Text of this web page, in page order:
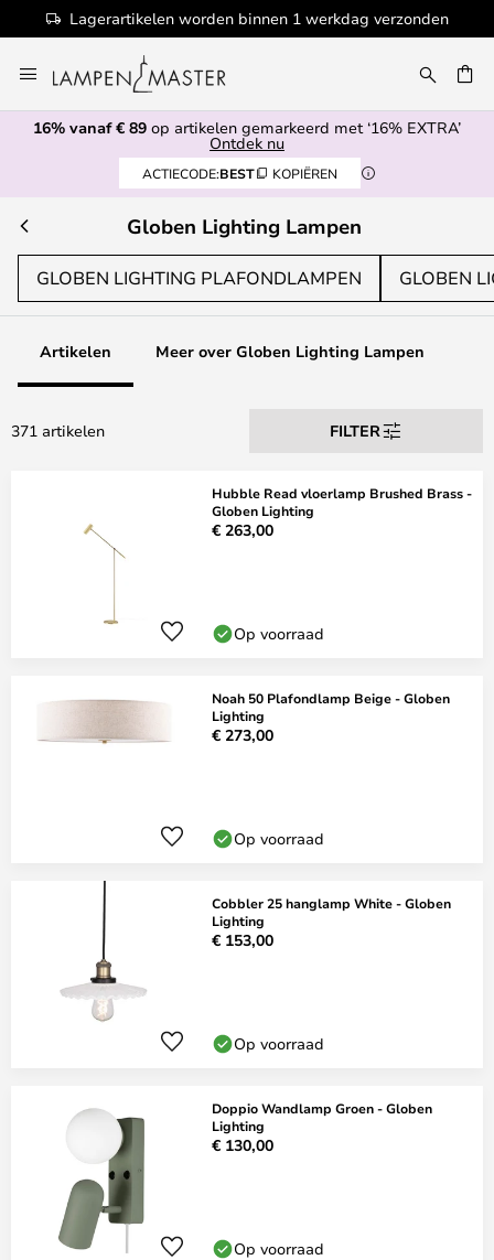
100+ designermerken
naar
de
inhoud
16% vanaf € 89 op artikelen gemarkeerd met ‘16% EXTRA’
Ontdek nu
ACTIECODE:BEST KOPIËREN
Globen Lighting Lampen
GLOBEN LIGHTING PLAFONDLAMPEN GLOBEN
Artikelen Meer over Globen Lighting Lampen
371 artikelen FILTER
Hubble Read vloerlamp Brushed Brass -
Globen Lighting
€ 263,00
Op voorraad
Noah 50 Plafondlamp Beige - Globen
Lighting
€ 273,00
Op voorraad
Cobbler 25 hanglamp White - Globen
Lighting
€ 153,00
Op voorraad
Doppio Wandlamp Groen - Globen
Lighting
€ 130,00
Op voorraad